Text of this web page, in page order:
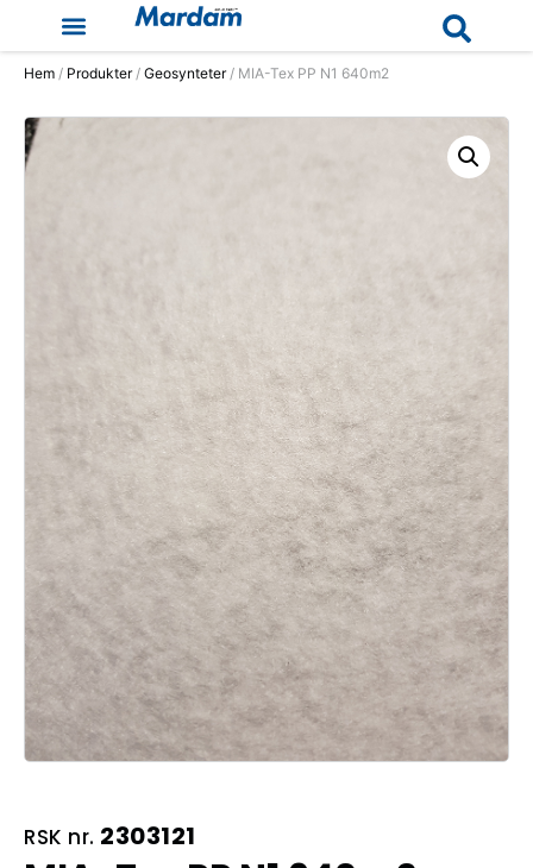
Hem / Produkter/ Geosynteter/ MIA-Tex PP N1 640m2
RSK nr. 2303121